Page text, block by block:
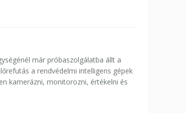
már próbaszolgálatba állt a
a rendvédelmi intelligens gépek
kamerázni, monitorozni, értékelni és